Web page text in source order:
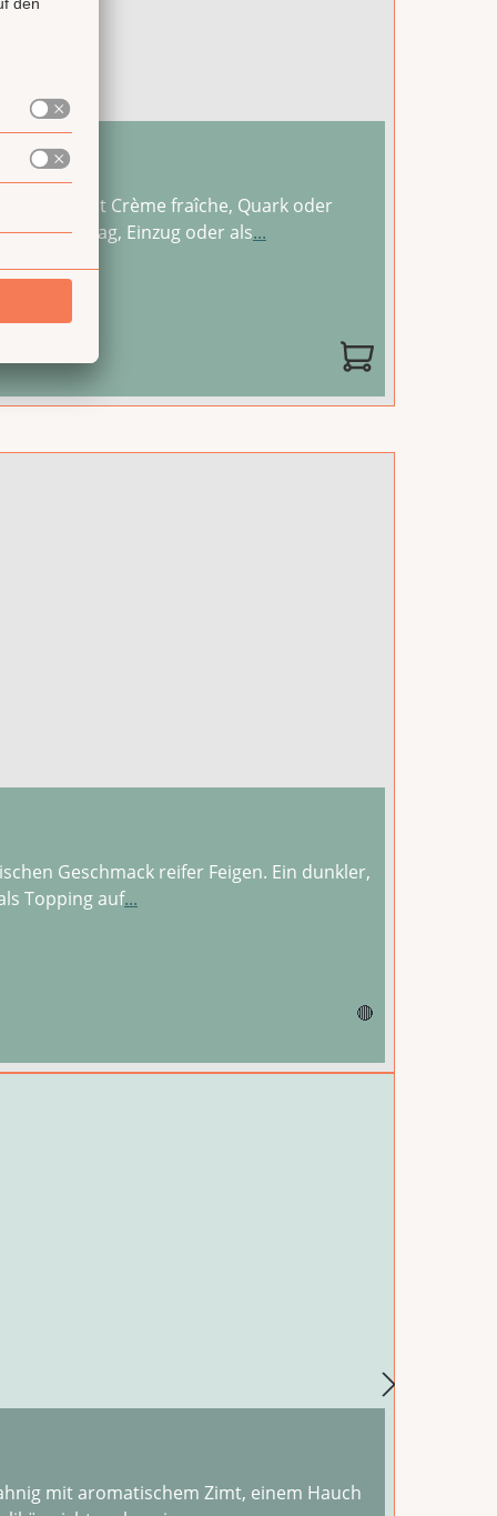
mit Crème fraîche, Quark oder
Geburtstag, Einzug oder als...
Geschmack reifer Feigen. Ein dunkler,
Topping auf...
🔴
mit aromatischem Zimt, einem Hauch